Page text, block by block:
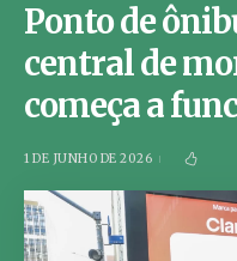
Ponto de
central de
começa a
1 DE JUNHO DE 2026